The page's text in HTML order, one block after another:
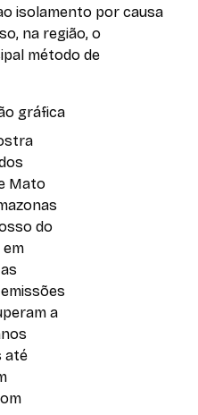
isolamento por causa
na região, o
método de
Mato
do
em
a
até